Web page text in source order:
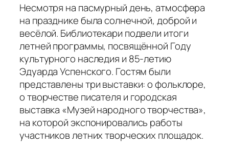
Несмотря на пасмурный день, атмосфера
на празднике была солнечной, доброй и
весёлой. Библиотекари подвели итоги
летней программы, посвящённой Году
культурного наследия и 85-летию
Эдуарда Успенского. Гостям были
представлены три выставки: о фольклоре,
о творчестве писателя и городская
выставка «Музей народного творчества»,
на которой экспонировались работы
участников летних творческих площадок.